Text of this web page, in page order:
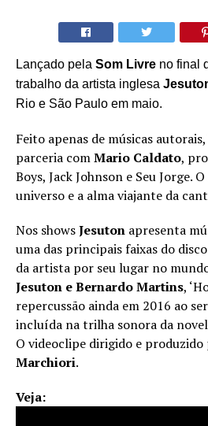
Lançado pela Som Livre no final
trabalho da artista inglesa
Rio e São Paulo em maio.
Feito apenas de músicas
parceria comMario Caldato,
Boys, Jack Johnson e Seu Jorge.
universo e a alma viajante da
Nos showsJesuton apresenta
uma das principais faixas do
da artista por seu lugar no
Jesuton e Bernardo Martins,
repercussão ainda em 2016 ao
incluída na trilha sonora da
O videoclipe dirigido e produzido
Marchiori.
Veja: